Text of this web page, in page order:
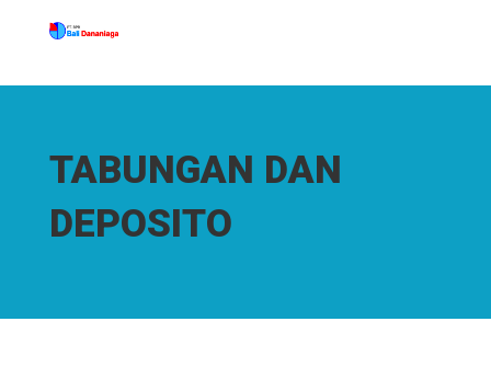
TABUNGAN DAN
DEPOSITO